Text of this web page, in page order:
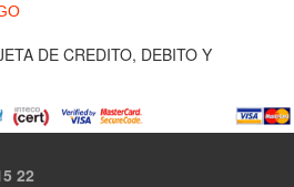
DE CREDITO, DEBITO Y
22